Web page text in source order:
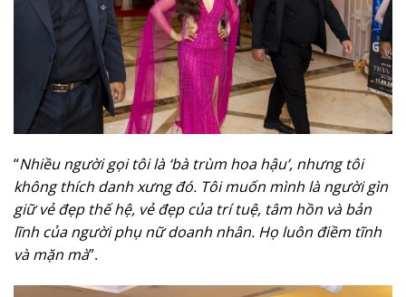
“Nhiều người gọi tôi là ‘bà trùm hoa hậu’, nhưng tôi
không thích danh xưng đó. Tôi muốn mình là người gìn
giữ vẻ đẹp thế hệ, vẻ đẹp của trí tuệ, tâm hồn và bản
lĩnh của người phụ nữ doanh nhân. Họ luôn điềm tĩnh
và mặn mà”.